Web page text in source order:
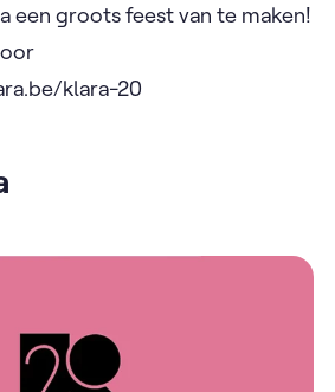
een groots feest van te maken!
klara-20